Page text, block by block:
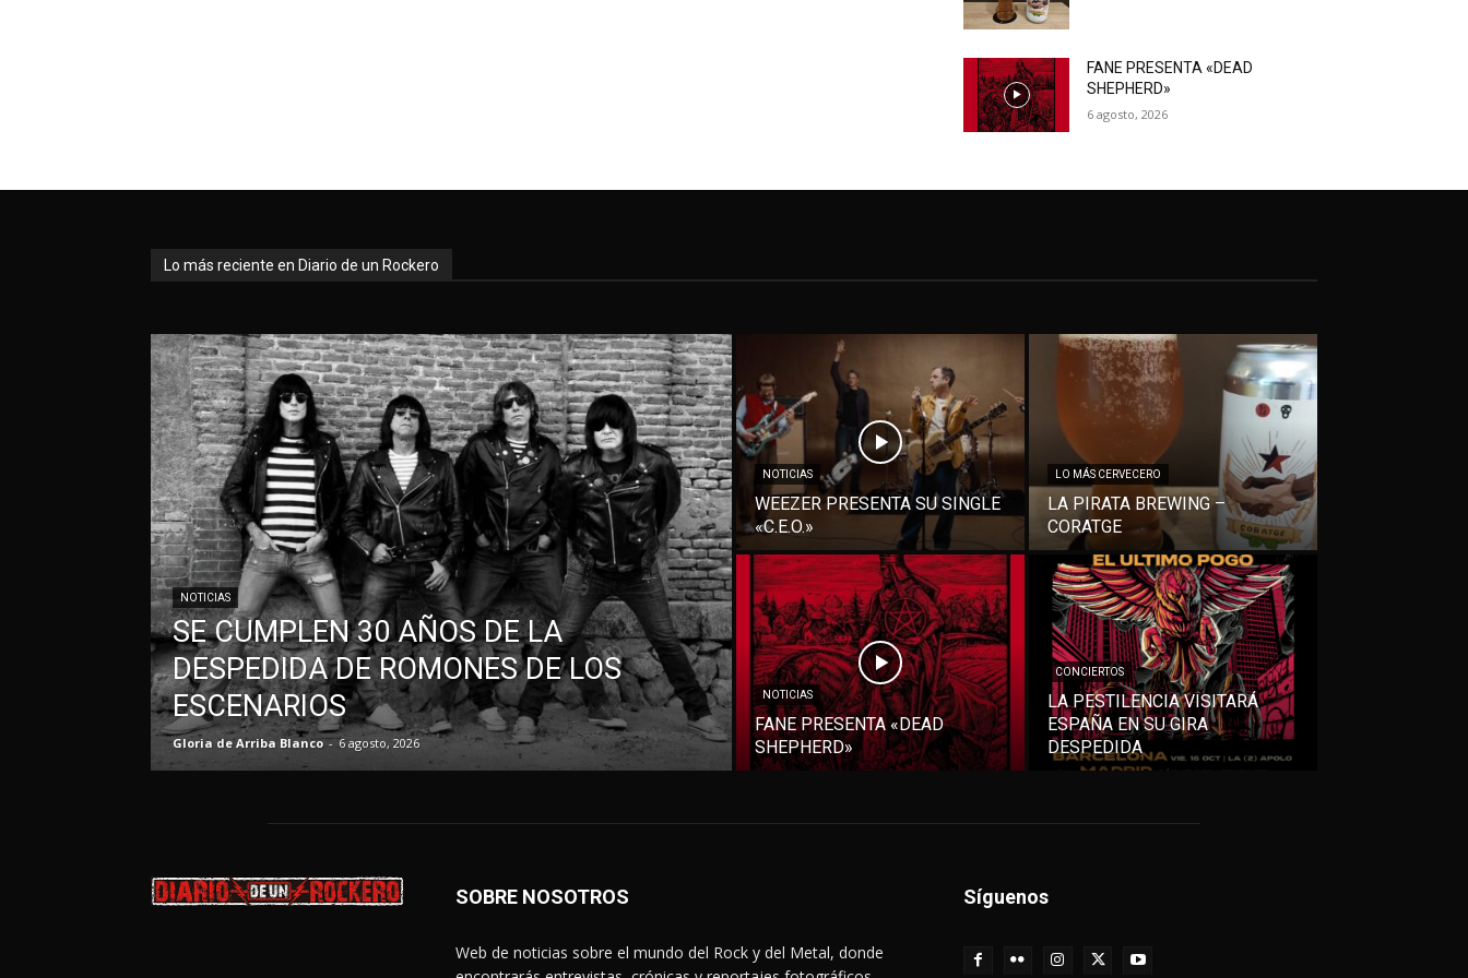
FANE PRESENTA «DEAD
SHEPHERD»
6 agosto, 2026
Lo más reciente en Diario de un Rockero
NOTICIAS
SE CUMPLEN 30 AÑOS DE LA
DESPEDIDA DE ROMONES DE LOS
ESCENARIOS
Gloria de Arriba Blanco - 6 agosto, 2026
NOTICIAS
WEEZER PRESENTA SU SINGLE
«C.E.O.»
LO MÁS CERVECERO
LA PIRATA BREWING –
CORATGE
NOTICIAS
FANE PRESENTA «DEAD
SHEPHERD»
CONCIERTOS
LA PESTILENCIA VISITARÁ
ESPAÑA EN SU GIRA
DESPEDIDA
SOBRE NOSOTROS
Web de noticias sobre el mundo del Rock y del Metal, donde
Síguenos